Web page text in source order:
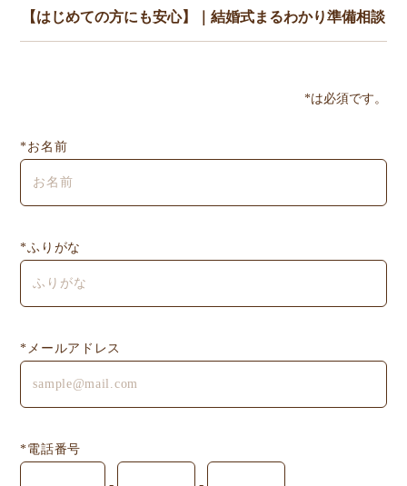
*は必須です。
*お名前
*ふりがな
*メールアドレス
*電話番号